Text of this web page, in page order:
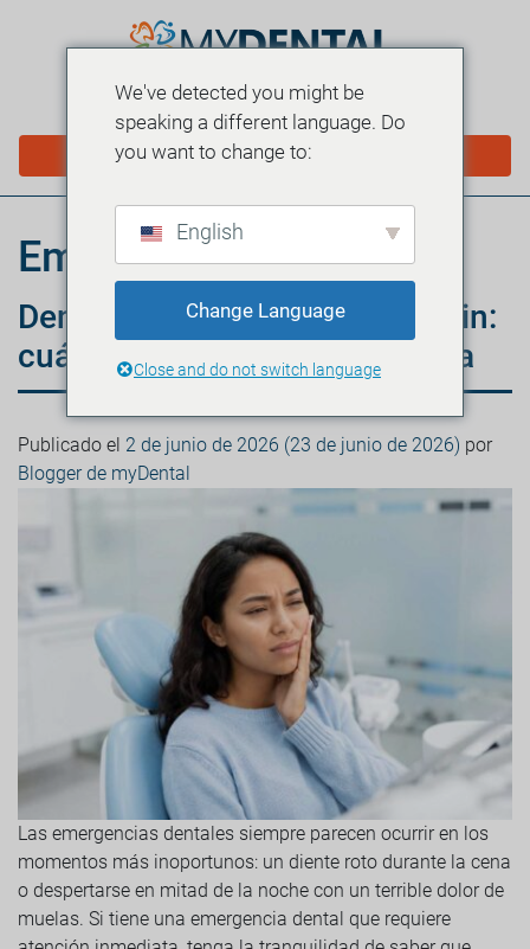
MENÚ
PROGRAMAR EN LÍNEA
Emergencias dentales
Dentista de urgencias en Austin:
cuándo acudir y cuánto cuesta
Publicado el 2 de junio de 2026 (23 de junio de 2026) por
Blogger de myDental
Las emergencias dentales siempre parecen ocurrir en los
momentos más inoportunos: un diente roto durante la cena
o despertarse en mitad de la noche con un terrible dolor de
muelas. Si tiene una emergencia dental que requiere
We've detected you might be
speaking a different language. Do
you want to change to:
English
Change Language
Close and do not switch language